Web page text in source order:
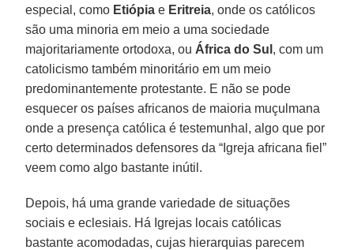
especial, como Etiópia e Eritreia, onde os católicos
são uma minoria em meio a uma sociedade
majoritariamente ortodoxa, ou África do Sul , com um
catolicismo também minoritário em um meio
predominantemente protestante. E não se pode
esquecer os países africanos de maioria muçulmana
onde a presença católica é testemunhal, algo que por
certo determinados defensores da “Igreja africana fiel”
veem como algo bastante inútil.
Depois, há uma grande variedade de situações
sociais e eclesiais. Há Igrejas locais católicas
bastante acomodadas, cujas hierarquias parecem